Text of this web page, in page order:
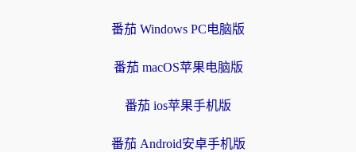
番茄 Windows PC电脑版
番茄 macOS苹果电脑版
番茄 ios苹果手机版
番茄 Android安卓手机版